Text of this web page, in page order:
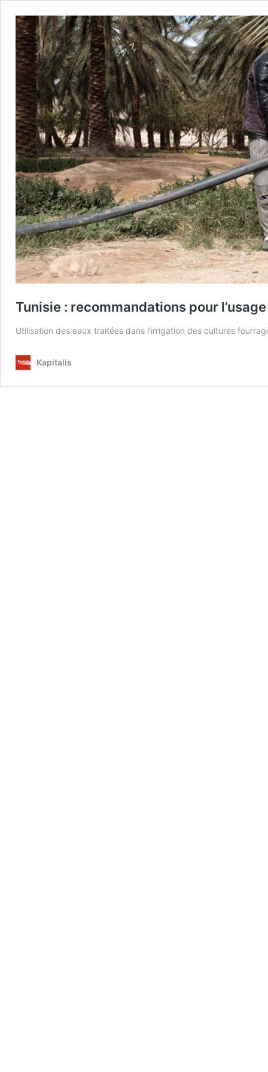
Tunisie : recommandations pour
Utilisation des eaux traitées dans l’irrigation des cultures
Kapitalis